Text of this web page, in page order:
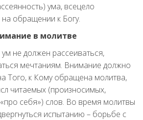
ума, всецело
обращении к Богу.
в молитве
не должен рассеиваться,
мечтаниям. Внимание должно
Того, к Кому обращена молитва,
читаемых (произносимых,
себя») слов. Во время молитвы
испытанию – борьбе с